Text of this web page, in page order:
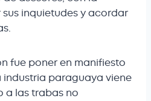
inquietudes y acordar
fue poner en manifiesto
industria paraguaya viene
a las trabas no